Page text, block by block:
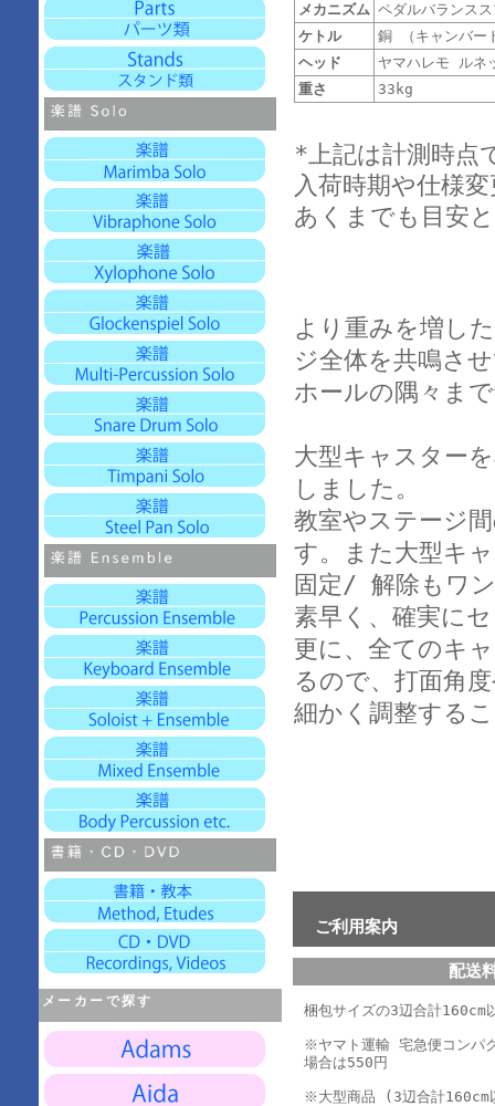
メーカーで探す
メカニズム ペダルバランス
ケトル
銅 （キャンバー
ヘッド
ヤマハレモ ル
重さ
33kg
*上記は計測時点
入荷時期や仕様
あくまでも目安
より重みを増し
ジ全体を共鳴さ
ホールの隅々ま
大型キャスター
しました。
教室やステージ
す。また大型キ
固定/ 解除もワ
素早く、確実に
更に、全てのキ
るので、打面角
細かく調整する
ご利用案内
配送
梱包サイズの3辺合計
※ヤマト運輸 宅急便コンパ
場合は550円
※大型商品 (3辺合計160cm